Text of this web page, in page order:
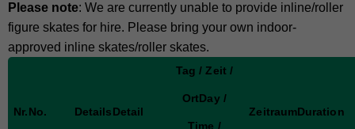
Please note: We are currently unable to provide inline/roller
figure skates for hire. Please bring your own indoor-
approved inline skates/roller skates.
Nr.No. DetailsDetail
Tag / Zeit /
OrtDay /
Time /
ZeitraumDuration